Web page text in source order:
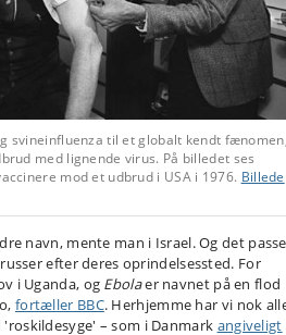
svineinfluenza til et globalt kendt
med lignende virus. På billedet ses
mod et udbrud i USA i 1976. Billede
navn, mente man i Israel. Og det
efter deres oprindelsessted. For
i Uganda, og Ebolaer navnet på en flod
fortæller BBC. Herhjemme har vi nok
– som i Danmark angiveligt